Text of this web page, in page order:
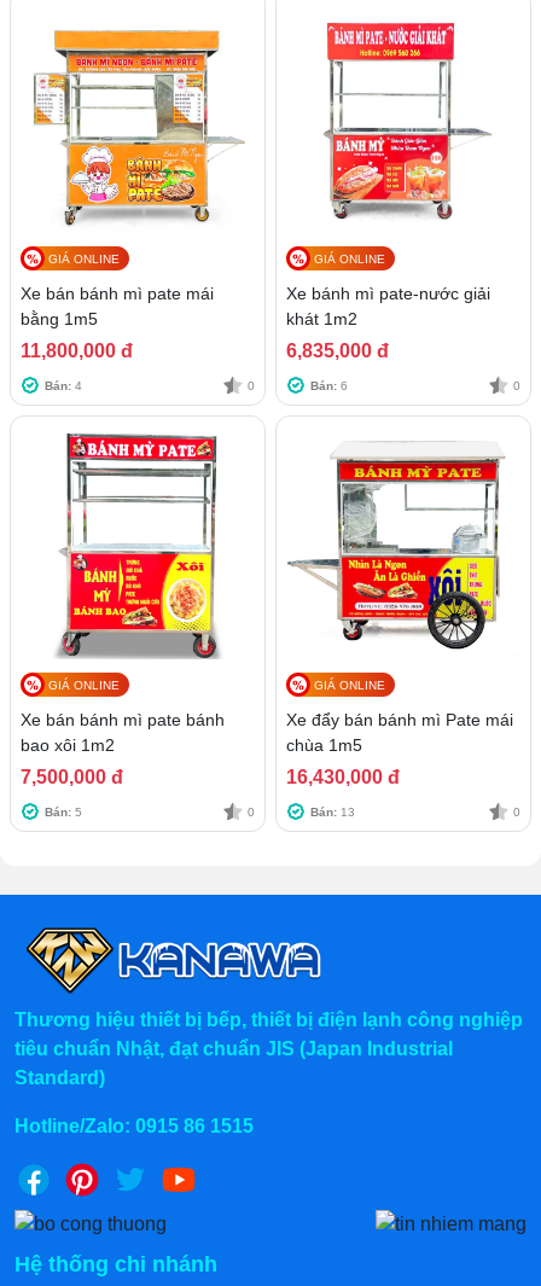
GIÁ ONLINE
Xe bán bánh mì pate mái
bằng 1m5
11,800,000 đ
Bán: 4 0
GIÁ ONLINE
Xe bánh mì pate-nước giải
khát 1m2
6,835,000 đ
Bán: 6 0
GIÁ ONLINE
Xe bán bánh mì pate bánh
bao xôi 1m2
7,500,000 đ
Bán: 5 0
GIÁ ONLINE
Xe đẩy bán bánh mì Pate mái
chùa 1m5
16,430,000 đ
Bán: 13 0
Thương hiệu thiết bị bếp, thiết bị điện lạnh công nghiệp
tiêu chuẩn Nhật, đạt chuẩn JIS (Japan Industrial
Standard)
Hotline/Zalo: 0915 86 1515
Hệ thống chi nhánh